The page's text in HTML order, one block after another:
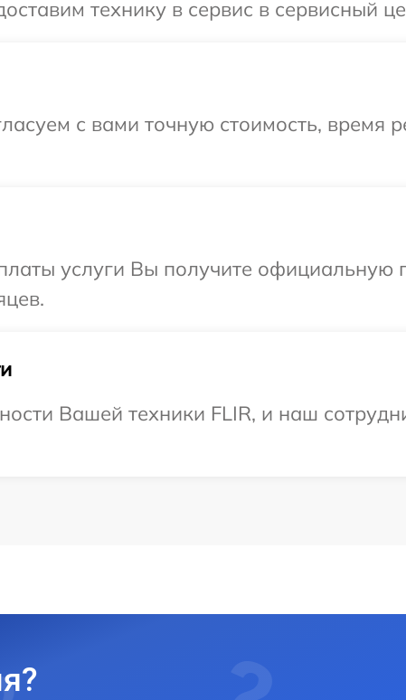
технику в сервис в сервисный
с вами точную стоимость, время
услуги Вы получите официальную
Вашей техники FLIR, и наш